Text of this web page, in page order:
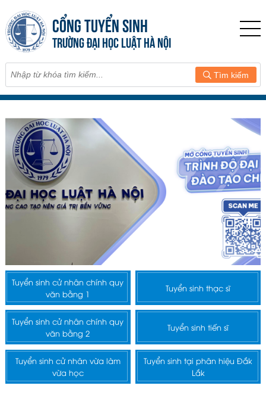
CỔNG TUYỂN SINH
TRƯỜNG ĐẠI HỌC LUẬT HÀ NỘI
Tìm kiếm
Tuyển sinh cử nhân chính quy
văn bằng 1
Tuyển sinh thạc sĩ
Tuyển sinh cử nhân chính quy
văn bằng 2
Tuyển sinh tiến sĩ
Tuyển sinh cử nhân vừa làm
vừa học
Tuyển sinh tại phân hiệu Đắk
Lắk